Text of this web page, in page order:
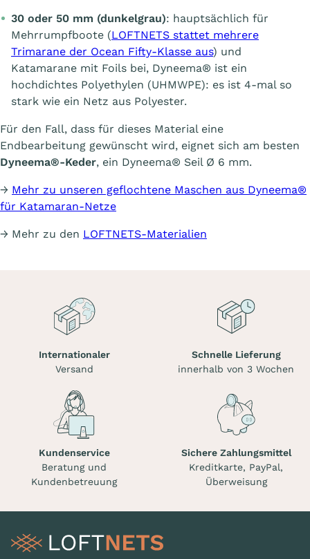
30 oder 50 mm (dunkelgrau): hauptsächlich für
Mehrrumpfboote (LOFTNETS stattet mehrere
Trimarane der Ocean Fifty-Klasse aus) und
Katamarane mit Foils bei, Dyneema® ist ein
hochdichtes Polyethylen (UHMWPE): es ist 4-mal so
stark wie ein Netz aus Polyester.
Für den Fall, dass für dieses Material eine
Endbearbeitung gewünscht wird, eignet sich am besten
Dyneema®-Keder, ein Dyneema® Seil Ø 6 mm.
→ Mehr zu unseren geflochtene Maschen aus Dyneema®
für Katamaran-Netze
→ Mehr zu den LOFTNETS-Materialien
Internationaler
Versand
Schnelle Lieferung
innerhalb von 3 Wochen
Kundenservice
Beratung und
Kundenbetreuung
Sichere Zahlungsmittel
Kreditkarte, PayPal,
Überweisung